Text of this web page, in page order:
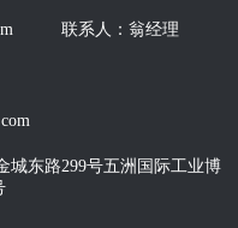
联系人：翁经理
城东路299号五洲国际工业博